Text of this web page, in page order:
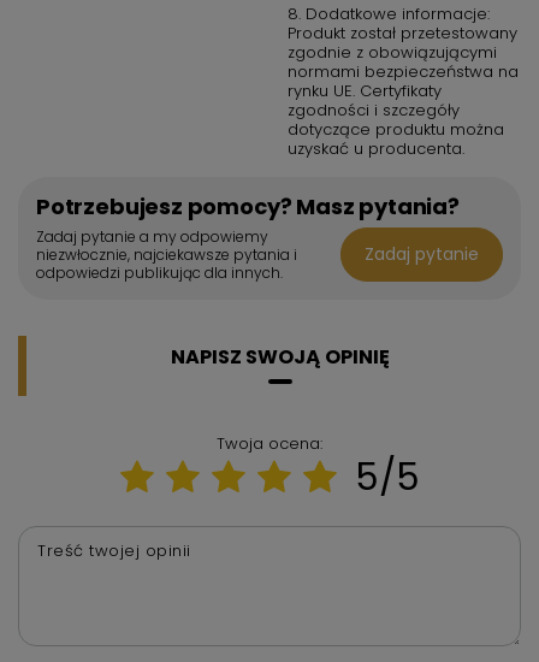
8. Dodatkowe informacje:
Produkt został przetestowany
zgodnie z obowiązującymi
normami bezpieczeństwa na
rynku UE. Certyfikaty
zgodności i szczegóły
dotyczące produktu można
uzyskać u producenta.
Potrzebujesz pomocy? Masz pytania?
Zadaj pytanie a my odpowiemy
niezwłocznie, najciekawsze pytania i
odpowiedzi publikując dla innych.
Zadaj pytanie
NAPISZ SWOJĄ OPINIĘ
Twoja ocena:
5/5
Treść twojej opinii